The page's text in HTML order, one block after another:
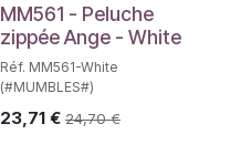
MM561 - Peluche
zippée Ange - White
Réf. MM561-White
(#MUMBLES#)
23,71€ 24,70€